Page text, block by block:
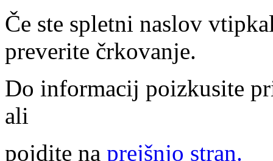
Če ste spletni naslov
preverite črkovanje.
Do informacij poizkusite
ali
pojdite na prejšnjo stran.